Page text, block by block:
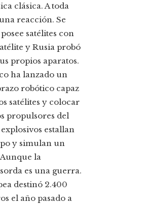
clásica. A toda
reacción. Se
satélites con
y Rusia probó
propios aparatos.
ha lanzado un
robótico capaz
satélites y colocar
propulsores del
estallan
y simulan un
la
es una guerra.
destinó 2.400
el año pasado a